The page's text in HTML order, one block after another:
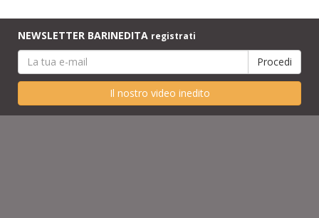
NEWSLETTER BARINEDITA registrati
Il nostro video inedito